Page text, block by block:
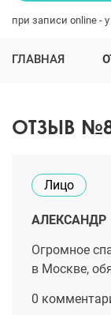
при записи online -
ГЛАВНАЯ
ОТЗЫВ
Лицо
АЛЕКСАНДР
Огромное
в Москве,
0